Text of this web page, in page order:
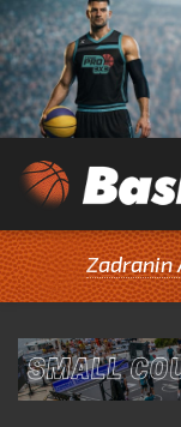
Zadranin